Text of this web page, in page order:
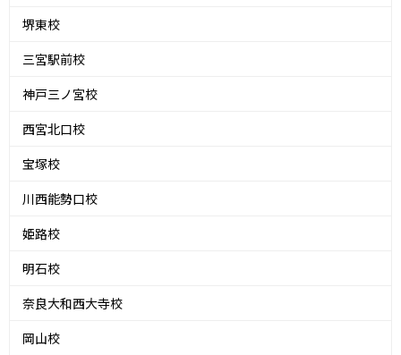
堺東校
三宮駅前校
神戸三ノ宮校
西宮北口校
宝塚校
川西能勢口校
姫路校
明石校
奈良大和西大寺校
岡山校